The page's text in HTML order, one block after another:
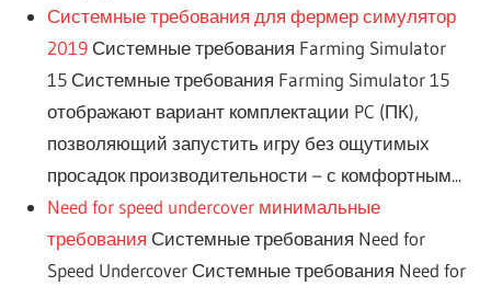
Системные требования для фермер симулятор
2019Системные требования Farming Simulator
15 Системные требования Farming Simulator 15
отображают вариант комплектации PC (ПК),
позволяющий запустить игру без ощутимых
просадок производительности – с комфортным...
Need for speed undercover минимальные
требования Системные требования Need for
Speed Undercover Системные требования Need for